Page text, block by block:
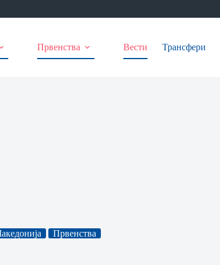
Првенства Вести Трансфери
Првенства